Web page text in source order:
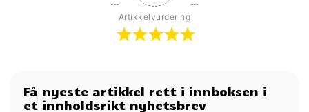
Artikkelvurdering
Få nyeste artikkel rett i innboksen i
et innholdsrikt nyhetsbrev